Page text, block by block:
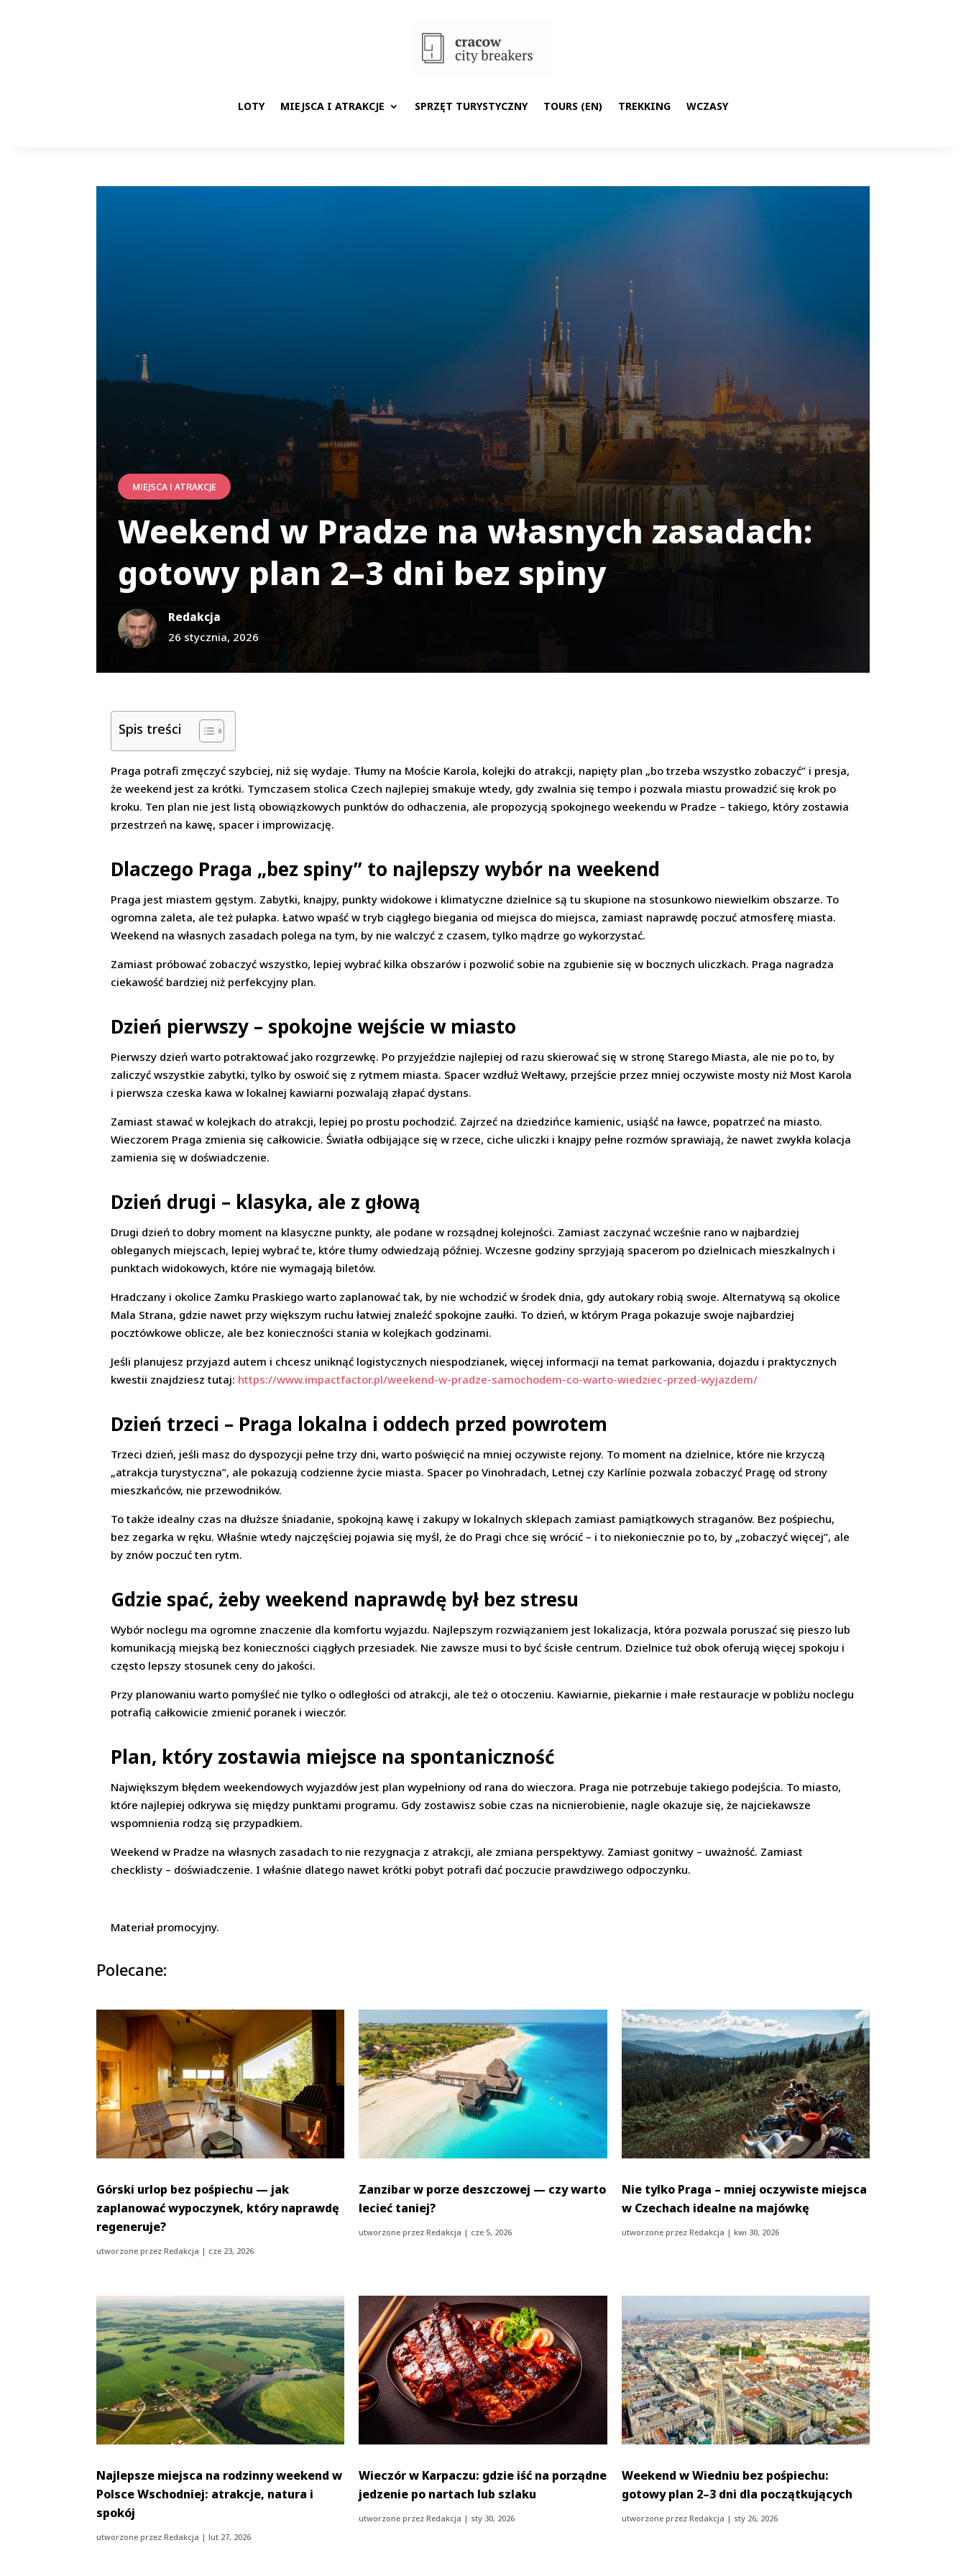
LOTY MIEJSCA I ATRAKCJE SPRZĘT TURYSTYCZNY TOURS (EN) TREKKING WCZASY
MIEJSCA I ATRAKCJE
Weekend w Pradze na własnych zasadach:
gotowy plan 2–3 dni bez spiny
Redakcja
26 stycznia, 2026
Spis treści
Praga potrafi zmęczyć szybciej, niż się wydaje. Tłumy na Moście Karola, kolejki do atrakcji, napięty plan „bo trzeba wszystko zobaczyć” i presja,
że weekend jest za krótki. Tymczasem stolica Czech najlepiej smakuje wtedy, gdy zwalnia się tempo i pozwala miastu prowadzić się krok po
kroku. Ten plan nie jest listą obowiązkowych punktów do odhaczenia, ale propozycją spokojnego weekendu w Pradze – takiego, który zostawia
przestrzeń na kawę, spacer i improwizację.
Dlaczego Praga „bez spiny” to najlepszy wybór na weekend
Praga jest miastem gęstym. Zabytki, knajpy, punkty widokowe i klimatyczne dzielnice są tu skupione na stosunkowo niewielkim obszarze. To
ogromna zaleta, ale też pułapka. Łatwo wpaść w tryb ciągłego biegania od miejsca do miejsca, zamiast naprawdę poczuć atmosferę miasta.
Weekend na własnych zasadach polega na tym, by nie walczyć z czasem, tylko mądrze go wykorzystać.
Zamiast próbować zobaczyć wszystko, lepiej wybrać kilka obszarów i pozwolić sobie na zgubienie się w bocznych uliczkach. Praga nagradza
ciekawość bardziej niż perfekcyjny plan.
Dzień pierwszy – spokojne wejście w miasto
Pierwszy dzień warto potraktować jako rozgrzewkę. Po przyjeździe najlepiej od razu skierować się w stronę Starego Miasta, ale nie po to, by
zaliczyć wszystkie zabytki, tylko by oswoić się z rytmem miasta. Spacer wzdłuż Wełtawy, przejście przez mniej oczywiste mosty niż Most Karola
i pierwsza czeska kawa w lokalnej kawiarni pozwalają złapać dystans.
Zamiast stawać w kolejkach do atrakcji, lepiej po prostu pochodzić. Zajrzeć na dziedzińce kamienic, usiąść na ławce, popatrzeć na miasto.
Wieczorem Praga zmienia się całkowicie. Światła odbijające się w rzece, ciche uliczki i knajpy pełne rozmów sprawiają, że nawet zwykła kolacja
zamienia się w doświadczenie.
Dzień drugi – klasyka, ale z głową
Drugi dzień to dobry moment na klasyczne punkty, ale podane w rozsądnej kolejności. Zamiast zaczynać wcześnie rano w najbardziej
obleganych miejscach, lepiej wybrać te, które tłumy odwiedzają później. Wczesne godziny sprzyjają spacerom po dzielnicach mieszkalnych i
punktach widokowych, które nie wymagają biletów.
Hradczany i okolice Zamku Praskiego warto zaplanować tak, by nie wchodzić w środek dnia, gdy autokary robią swoje. Alternatywą są okolice
Mala Strana, gdzie nawet przy większym ruchu łatwiej znaleźć spokojne zaułki. To dzień, w którym Praga pokazuje swoje najbardziej
pocztówkowe oblicze, ale bez konieczności stania w kolejkach godzinami.
Jeśli planujesz przyjazd autem i chcesz uniknąć logistycznych niespodzianek, więcej informacji na temat parkowania, dojazdu i praktycznych
kwestii znajdziesz tutaj: https://www.impactfactor.pl/weekend-w-pradze-samochodem-co-warto-wiedziec-przed-wyjazdem/
Dzień trzeci – Praga lokalna i oddech przed powrotem
Trzeci dzień, jeśli masz do dyspozycji pełne trzy dni, warto poświęcić na mniej oczywiste rejony. To moment na dzielnice, które nie krzyczą
„atrakcja turystyczna”, ale pokazują codzienne życie miasta. Spacer po Vinohradach, Letnej czy Karlínie pozwala zobaczyć Pragę od strony
mieszkańców, nie przewodników.
To także idealny czas na dłuższe śniadanie, spokojną kawę i zakupy w lokalnych sklepach zamiast pamiątkowych straganów. Bez pośpiechu,
bez zegarka w ręku. Właśnie wtedy najczęściej pojawia się myśl, że do Pragi chce się wrócić – i to niekoniecznie po to, by „zobaczyć więcej”, ale
by znów poczuć ten rytm.
Gdzie spać, żeby weekend naprawdę był bez stresu
Wybór noclegu ma ogromne znaczenie dla komfortu wyjazdu. Najlepszym rozwiązaniem jest lokalizacja, która pozwala poruszać się pieszo lub
komunikacją miejską bez konieczności ciągłych przesiadek. Nie zawsze musi to być ścisłe centrum. Dzielnice tuż obok oferują więcej spokoju i
często lepszy stosunek ceny do jakości.
Przy planowaniu warto pomyśleć nie tylko o odległości od atrakcji, ale też o otoczeniu. Kawiarnie, piekarnie i małe restauracje w pobliżu noclegu
potrafią całkowicie zmienić poranek i wieczór.
Plan, który zostawia miejsce na spontaniczność
Największym błędem weekendowych wyjazdów jest plan wypełniony od rana do wieczora. Praga nie potrzebuje takiego podejścia. To miasto,
które najlepiej odkrywa się między punktami programu. Gdy zostawisz sobie czas na nicnierobienie, nagle okazuje się, że najciekawsze
wspomnienia rodzą się przypadkiem.
Weekend w Pradze na własnych zasadach to nie rezygnacja z atrakcji, ale zmiana perspektywy. Zamiast gonitwy – uważność. Zamiast
checklisty – doświadczenie. I właśnie dlatego nawet krótki pobyt potrafi dać poczucie prawdziwego odpoczynku.
Materiał promocyjny.
Polecane:
Górski urlop bez pośpiechu — jak
zaplanować wypoczynek, który naprawdę
regeneruje?
utworzone przezRedakcja | cze 23, 2026
Zanzibar w porze deszczowej — czy warto
lecieć taniej?
utworzone przezRedakcja | cze 5, 2026
Nie tylko Praga – mniej oczywiste miejsca
w Czechach idealne na majówkę
utworzone przez Redakcja | kwi 30, 2026
Najlepsze miejsca na rodzinny weekend w
Polsce Wschodniej: atrakcje, natura i
spokój
utworzone przezRedakcja |lut 27, 2026
Wieczór w Karpaczu: gdzie iść na porządne
jedzenie po nartach lub szlaku
utworzone przezRedakcja | sty 30, 2026
Weekend w Wiedniu bez pośpiechu:
gotowy plan 2–3 dni dla początkujących
utworzone przez Redakcja | sty 26, 2026